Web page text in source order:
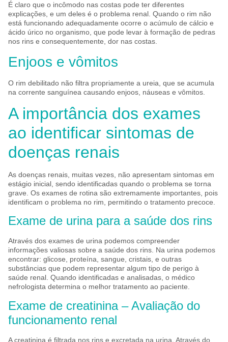
É claro que o incômodo nas costas pode ter diferentes
explicações, e um deles é o problema renal. Quando o rim não
está funcionando adequadamente ocorre o acúmulo de cálcio e
ácido úrico no organismo, que pode levar à formação de pedras
nos rins e consequentemente, dor nas costas.
Enjoos e vômitos
O rim debilitado não filtra propriamente a ureia, que se acumula
na corrente sanguínea causando enjoos, náuseas e vômitos.
A importância dos exames
ao identificar sintomas de
doenças renais
As doenças renais, muitas vezes, não apresentam sintomas em
estágio inicial, sendo identificadas quando o problema se torna
grave. Os exames de rotina são extremamente importantes, pois
identificam o problema no rim, permitindo o tratamento precoce.
Exame de urina para a saúde dos rins
Através dos exames de urina podemos compreender
informações valiosas sobre a saúde dos rins. Na urina podemos
encontrar: glicose, proteína, sangue, cristais, e outras
substâncias que podem representar algum tipo de perigo à
saúde renal. Quando identificadas e analisadas, o médico
nefrologista determina o melhor tratamento ao paciente.
Exame de creatinina – Avaliação do
funcionamento renal
A creatinina é filtrada nos rins e excretada na urina. Através do